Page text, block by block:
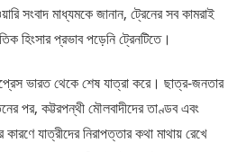
সংবাদ মাধ্যমকে জানান, ট্রেনের সব কামরাই
হিংসার প্রভাব পড়েনি ট্রেনটিতে।
ভারত থেকে শেষ যাত্রা করে। ছাত্র-জনতার
পর, কট্টরপন্থী মৌলবাদীদের তাণ্ডব এবং
যাত্রীদের নিরাপত্তার কথা মাথায় রেখে